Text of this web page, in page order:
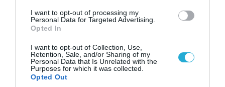
I want to opt-out of processing my
Personal Data for Targeted Advertising.
Opted In
I want to opt-out of Collection, Use,
Retention, Sale, and/or Sharing of my
Personal Data that Is Unrelated with the
Purposes for which it was collected.
Opted Out
ΣΧΟΛΙΑΣΤΕ ΤΟ ΑΡΘΡΟ